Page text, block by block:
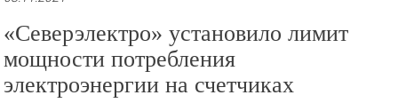
«Северэлектро» установило лимит
мощности потребления
электроэнергии на счетчиках